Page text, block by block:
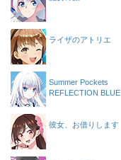
ライザのアトリエ
Summer Pockets
REFLECTION BLUE
彼女、お借りします